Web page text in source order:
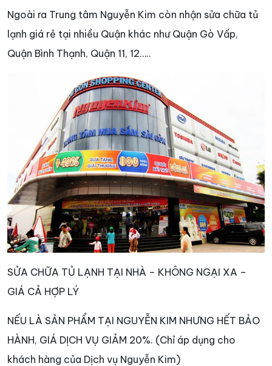
Ngoài ra Trung tâm Nguyễn Kim còn nhận sửa chữa tủ
lạnh giá rẻ tại nhiều Quận khác như Quận Gò Vấp,
Quận Bình Thạnh, Quận 11, 12…..
SỬA CHỮA TỦ LẠNH TẠI NHÀ – KHÔNG NGẠI XA –
GIÁ CẢ HỢP LÝ
NẾU LÀ SẢN PHẨM TẠI NGUYỄN KIM NHƯNG HẾT BẢO
HÀNH, GIÁ DỊCH VỤ GIẢM 20%. (Chỉ áp dụng cho
khách hàng của Dịch vụ Nguyễn Kim)